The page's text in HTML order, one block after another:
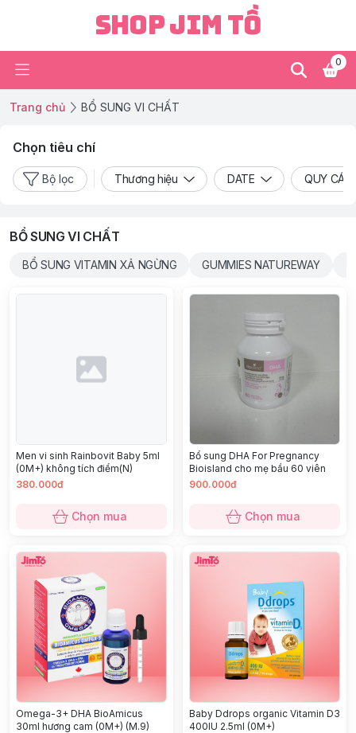
Shop Jim Tồ
0
Trang chủ BỔ SUNG VI CHẤT
Chọn tiêu chí
Bộ lọc Thương hiệu DATE QUY
BỔ SUNG VI CHẤT
BỔ SUNG VITAMIN XẢ NGỪNG GUMMIES NATUREWAY
Men vi sinh Rainbovit Baby 5ml
(0M+) không tích điểm(N)
380.000đ
Chọn mua
Bổ sung DHA For Pregnancy
Bioisland cho mẹ bầu 60 viên
900.000đ
Chọn mua
Omega-3+ DHA BioAmicus
30ml hương cam (0M+) (M.9)
Baby Ddrops organic Vitamin D3
400IU 2.5ml (0M+)